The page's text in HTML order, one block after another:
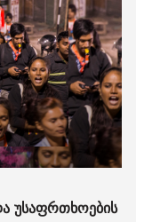
უსაფრთხოების